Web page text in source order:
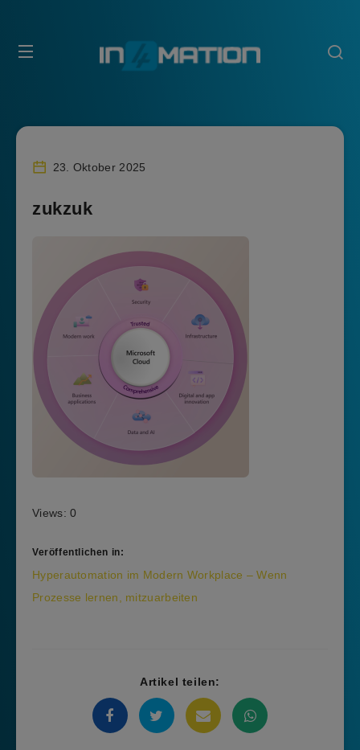
23. Oktober 2025
zukzuk
Views: 0
Veröffentlichen in:
Beitragsnavigation
Hyperautomation im Modern Workplace – Wenn
Prozesse lernen, mitzuarbeiten
Artikel teilen: